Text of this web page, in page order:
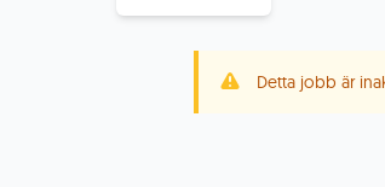
Detta jobb är